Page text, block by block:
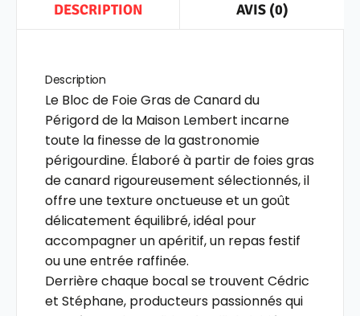
DESCRIPTION AVIS (0)
Description
Le Bloc de Foie Gras de Canard du
Périgord de la Maison Lembert incarne
toute la finesse de la gastronomie
périgourdine. Élaboré à partir de foies gras
de canard rigoureusement sélectionnés, il
offre une texture onctueuse et un goût
délicatement équilibré, idéal pour
accompagner un apéritif, un repas festif
ou une entrée raffinée.
Derrière chaque bocal se trouvent Cédric
et Stéphane, producteurs passionnés qui